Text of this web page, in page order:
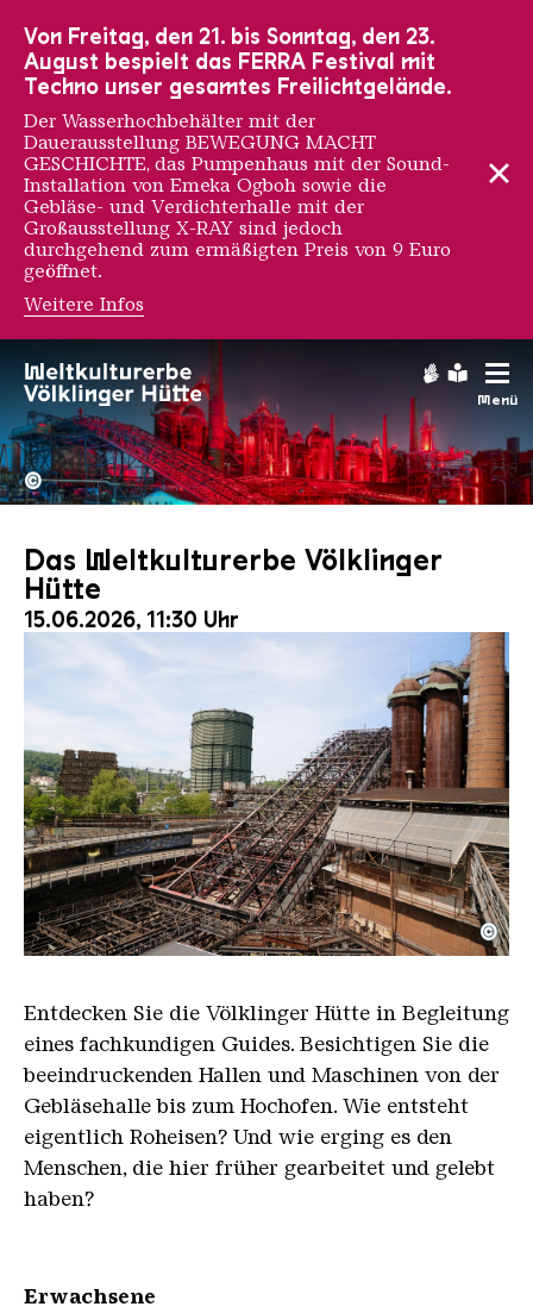
Menü
Hochofengruppe in Rot
Copyright:
©
Das Weltkulturerbe Völklinger
Hütte
15.06.2026, 11:30 Uhr
Der Erzschrägaufzug der Völklinger Hütte mit
Copyright: Weltkulturerbe Völklinger Hütte | Karl
©
Entdecken Sie die Völklinger Hütte in Begleitung
eines fachkundigen Guides. Besichtigen Sie die
beeindruckenden Hallen und Maschinen von der
Gebläsehalle bis zum Hochofen. Wie entsteht
eigentlich Roheisen? Und wie erging es den
Menschen, die hier früher gearbeitet und gelebt
haben?
Erwachsene
Von Freitag, den 21. bis Sonntag, den 23.
August bespielt das FERRA Festival mit
Techno unser gesamtes Freilichtgelände.
Der Wasserhochbehälter mit der
Dauerausstellung BEWEGUNG MACHT
GESCHICHTE, das Pumpenhaus mit der Sound-
Installation von Emeka Ogboh sowie die
Gebläse- und Verdichterhalle mit der
Großausstellung X-RAY sind jedoch
durchgehend zum ermäßigten Preis von 9 Euro
geöffnet.
Weitere Infos